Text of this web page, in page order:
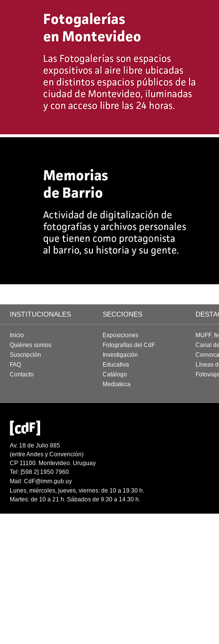
INSTITUCIONALES SECCIONES
Inicio
Quiénes somos
Suscripción
FAQ
Contacto
Exposiciones
Fotografías del CdF
Investigación
Educativa
Catálogo
Mediateca
MUFF,
Canal
Líneas
Av. 18 de Julio 885
(entre Andes y Convención)
CP 11100. Montevideo. Uruguay
Tel: [598 2] 1950 7960
Mail: CdF@imm.gub.uy
Lunes, miércoles, jueves, viernes: de 10 a 19.30 h.
Martes: de 10 a 21 h. Sábados de 9.30 a 14.30 h.